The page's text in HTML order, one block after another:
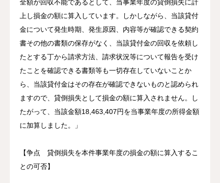
全額が回収不能であるとして、当事業年度の貸倒損失に計
上し損金の額に算入しています。しかしながら、当該貸付
金について発生時期、発生原因、内容等が確認できる契約
書その他の書類の保存がなく、当該貸付金の回収を依頼し
たとする丁から請求方法、請求状況等について報告を受け
たことを確認できる書類等も一切存在していないことか
ら、当該貸付金はその存在が確認できないものと認められ
ますので、貸倒損失として損金の額に算入されません。し
たがって、当該金額18,463,407円を当事業年度の所得金額
に加算しました。」
【争点 貸倒損失を本件事業年度の損金の額に算入するこ
との可否】